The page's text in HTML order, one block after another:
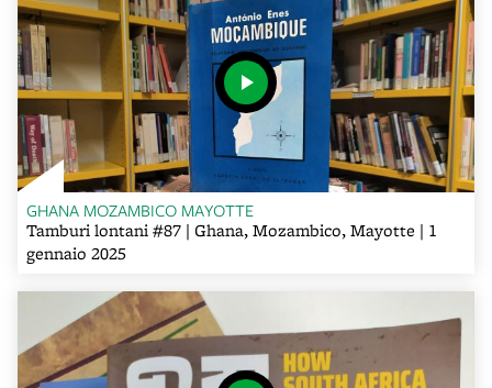
GHANA MOZAMBICO MAYOTTE
Tamburi lontani #87 | Ghana, Mozambico, Mayotte | 1
gennaio 2025